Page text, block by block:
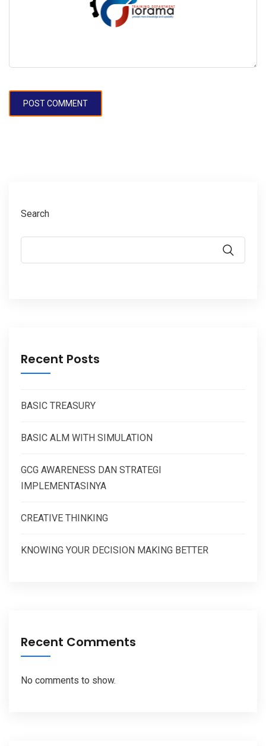
Search
Recent Posts
BASIC TREASURY
BASIC ALM WITH SIMULATION
GCG AWARENESS DAN STRATEGI
IMPLEMENTASINYA
CREATIVE THINKING
KNOWING YOUR DECISION MAKING BETTER
Recent Comments
No comments to show.